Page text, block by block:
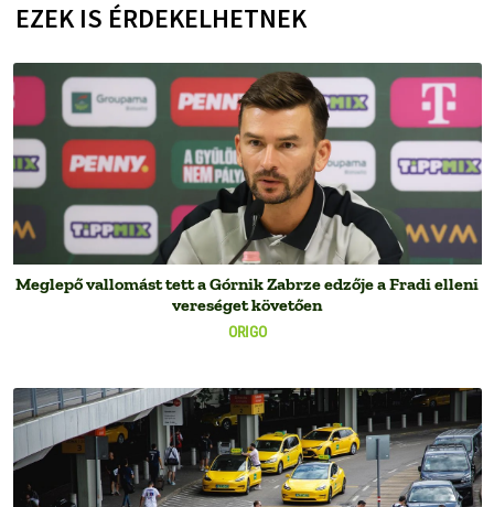
EZEK IS ÉRDEKELHETNEK
ORIGO
Meglepő vallomást tett a Górnik Zabrze edzője a Fradi elleni
vereséget követően